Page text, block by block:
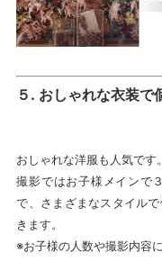
５ . おしゃれな衣装で
おしゃれな洋服も人気です。
撮影ではお子様メインで
で、さまざまなスタイル
きます。
※お子様の人数や撮影内容